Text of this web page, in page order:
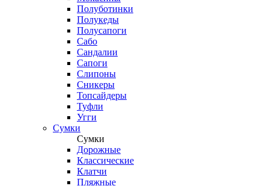
Полуботинки
Полукеды
Полусапоги
Сабо
Сандалии
Сапоги
Слипоны
Сникеры
Топсайдеры
Туфли
Угги
Сумки
Сумки
Дорожные
Классические
Клатчи
Пляжные